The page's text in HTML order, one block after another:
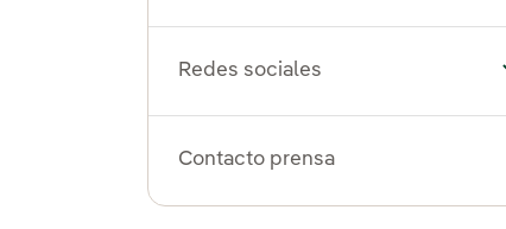
Redes sociales
Contacto prensa